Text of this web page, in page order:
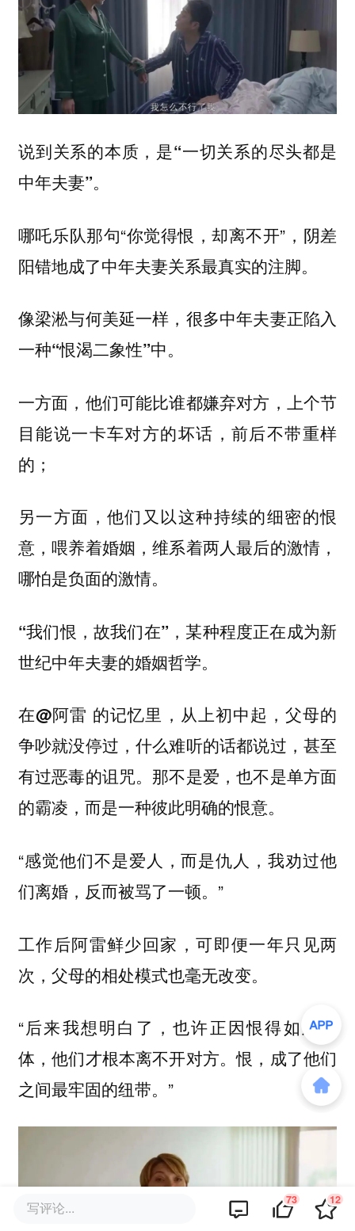
说到关系的本质，是“一切关系的尽头都是
中年夫妻”。
哪吒乐队那句“你觉得恨，却离不开”，阴差
阳错地成了中年夫妻关系最真实的注脚。
像梁淞与何美延一样，很多中年夫妻正陷入
一种“恨渴二象性”中。
一方面，他们可能比谁都嫌弃对方，上个节
目能说一卡车对方的坏话，前后不带重样
的；
另一方面，他们又以这种持续的细密的恨
意，喂养着婚姻，维系着两人最后的激情，
哪怕是负面的激情。
“我们恨，故我们在”，某种程度正在成为新
世纪中年夫妻的婚姻哲学。
在@阿雷 的记忆里，从上初中起，父母的
争吵就没停过，什么难听的话都说过，甚至
有过恶毒的诅咒。那不是爱，也不是单方面
的霸凌，而是一种彼此明确的恨意。
“感觉他们不是爱人，而是仇人，我劝过他
们离婚，反而被骂了一顿。”
工作后阿雷鲜少回家，可即便一年只见两
次，父母的相处模式也毫无改变。
“后来我想明白了，也许正因恨得如此具
体，他们才根本离不开对方。恨，成了他们
之间最牢固的纽带。”
写评论... 73 12